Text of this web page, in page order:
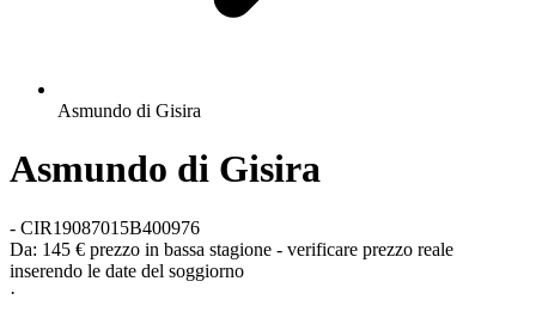
Asmundo di Gisira
Asmundo di Gisira
- CIR19087015B400976
Da: 145 € prezzo in bassa stagione - verificare prezzo reale
inserendo le date del soggiorno
·